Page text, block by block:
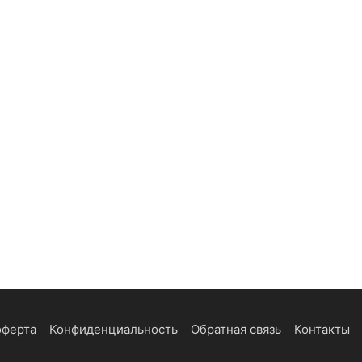
Конфиденциальность Обратная связь Контакты